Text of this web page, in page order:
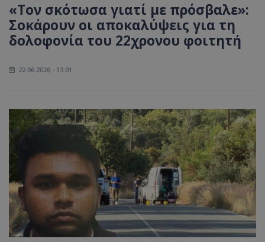
«Τον σκότωσα γιατί με πρόσβαλε»:
Σοκάρουν οι αποκαλύψεις για τη
δολοφονία του 22χρονου φοιτητή
22.06.2026 - 13:01